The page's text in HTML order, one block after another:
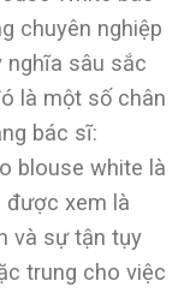
chuyên nghiệp
nghĩa sâu sắc
là một số chân
bác sĩ:
blouse white là
được xem là
và sự tận tụy
trung cho việc